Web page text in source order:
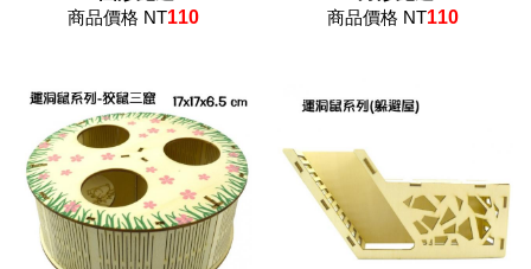
商品價格 NT110
商品價格 NT110